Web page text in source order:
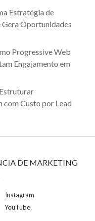
Estratégia de
Oportunidades
Progressive Web
Engajamento em
com Custo por Lead
DE MARKETING
Instagram
YouTube